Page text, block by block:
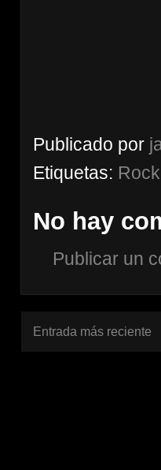
Publicado por
Etiquetas:
No hay
Publicar un
Entrada más reciente